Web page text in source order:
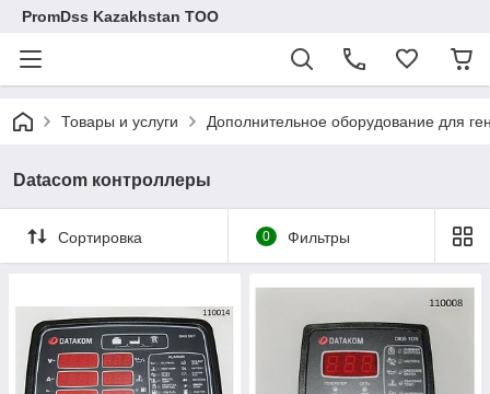
PromDss Kazakhstan TOO
Товары и услуги Дополнительное оборудование для
Datacom контроллеры
Сортировка 0 Фильтры